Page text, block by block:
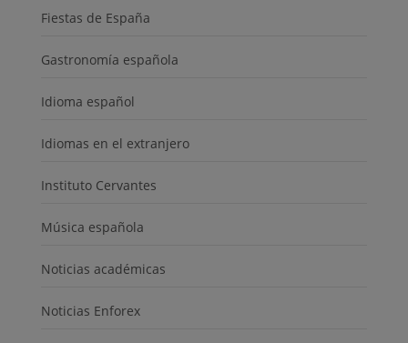
Fiestas de España
Gastronomía española
Idioma español
Idiomas en el extranjero
Instituto Cervantes
Música española
Noticias académicas
Noticias Enforex